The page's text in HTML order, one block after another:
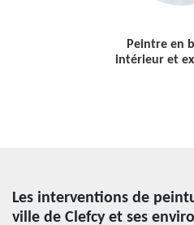
Peintre en
intérieur et
Les interventions de
ville de Clefcy et ses